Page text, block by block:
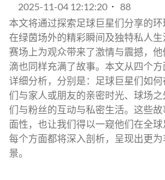
2025-11-04 12:12:20
88
本文将通过探索足球巨星们分享的
在绿茵场外的精彩瞬间及独特私人
赛场上为观众带来了激情与震撼，
滴也同样充满了故事。本文从四个
详细分析，分别是：足球巨星们如
们与家人或朋友的亲密时光、球场
们与粉丝的互动与私密生活。这些
面性，也让我们得以一窥他们在全球
每个方面都将深入剖析，呈现出更
景。